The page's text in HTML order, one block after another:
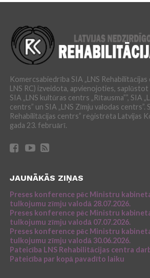
Komercsabiedrība SIA „LNS
LNS RC) izveidota, apvienojoties,
SIA „LNS kultūras centrs „Rītausma””, SIA
centrs” un SIA „LNS Zīmju valodas centrs”.
Rehabilitācijas centrs” reģistrēta Latvijas
gada 23. februārī.
JAUNĀKĀS ZIŅAS
Preses konference pēc Ministru
tulkojumu zīmju valodā 28.07.2026.
Preses konference pēc Ministru
tulkojumu zīmju valodā 07.07.2026.
Preses konference pēc Ministru
tulkojumu zīmju valodā 30.06.2026.
Pateicība LNS Rehabilitācijas centra
Pateicība par kopā pavadīto laiku